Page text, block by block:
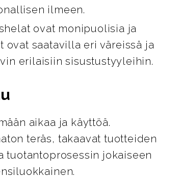
ilmeen.
ovat monipuolisia ja
saatavilla eri väreissä ja
erilaisiin sisustustyyleihin.
aikaa ja käyttöä.
teräs, takaavat tuotteiden
tuotantoprosessin jokaiseen